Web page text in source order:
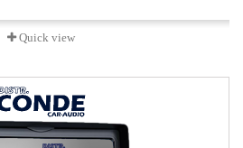
Quick view